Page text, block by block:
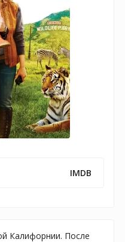
IMDB
Калифорнии. После